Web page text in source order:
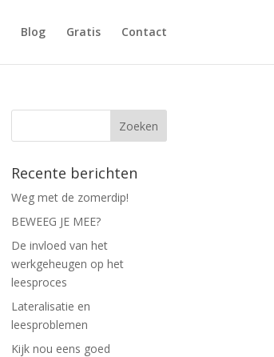
Blog Gratis Contact
Recente berichten
Weg met de zomerdip!
BEWEEG JE MEE?
De invloed van het
werkgeheugen op het
leesproces
Lateralisatie en
leesproblemen
Kijk nou eens goed